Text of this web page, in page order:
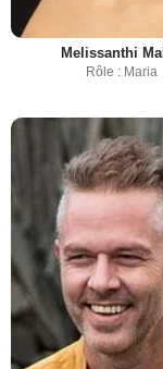
Melissanthi
Rôle : Maria